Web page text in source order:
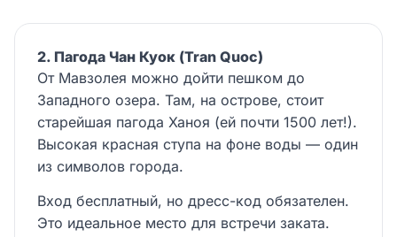
2. Пагода Чан Куок (Tran Quoc)
От Мавзолея можно дойти пешком до
Западного озера. Там, на острове, стоит
старейшая пагода Ханоя (ей почти 1500 лет!).
Высокая красная ступа на фоне воды — один
из символов города.
Вход бесплатный, но дресс-код обязателен.
Это идеальное место для встречи заката.